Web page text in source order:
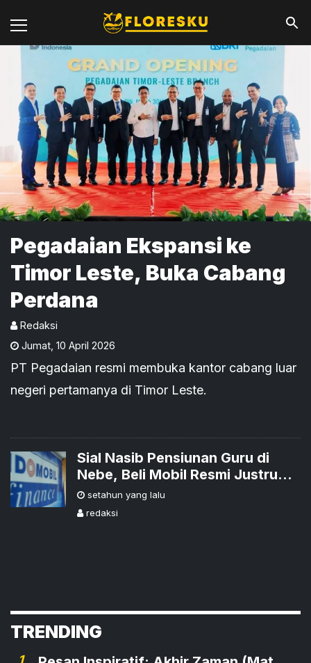
Pegadaian Ekspansi ke
Timor Leste, Buka Cabang
Perdana
Redaksi
Jumat 10 April 2026
PT Pegadaian resmi membuka kantor cabang luar
negeri pertamanya di Timor Leste.
Sial Nasib Pensiunan Guru di
Nebe, Beli Mobil Resmi Justru
Dianggap Penadah
setahun yang lalu
redaksi
TRENDING
1